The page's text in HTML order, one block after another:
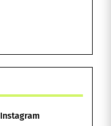
Instagram